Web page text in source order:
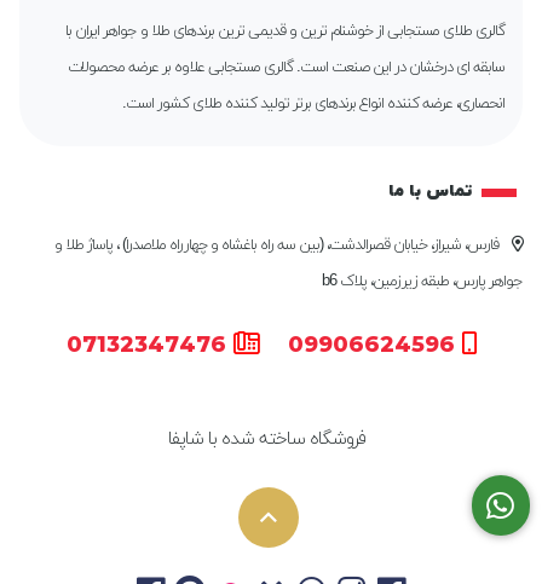
گالری طلای مستجابی از خوشنام ترین و قدیمی ترین برندهای طلا و جواهر ایران با
سابقه ای درخشان در این صنعت است. گالری مستجابی علاوه بر عرضه محصولات
انحصاری، عرضه کننده انواع برندهای برتر تولید کننده طلای کشور است.
تماس با ما
فارس، شیراز، خیابان قصرالدشت، (بین سه راه باغشاه و چهارراه ملاصدرا) ، پاساژ طلا و
جواهر پارس، طبقه زیرزمین، پلاک b6
فروشگاه ساخته شده با شاپفا